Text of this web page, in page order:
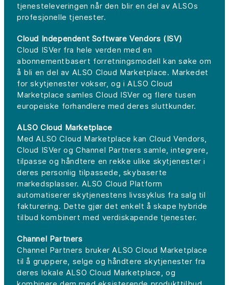
tjenesteleveringen når den blir en del av ALSOs
profesjonelle tjenester.
Cloud Independent Software Vendors (ISV)
Cloud ISVer fra hele verden med en
abonnementbasert forretningsmodell kan søke om
å bli en del av ALSO Cloud Marketplace. Markedet
for skytjenester vokser, og i ALSO Cloud
Marketplace samles Cloud ISVer og flere tusen
europeiske forhandlere med deres sluttkunder.
ALSO Cloud Marketplace
Med ALSO Cloud Marketplace kan Cloud Vendors,
Cloud ISVer og Channel Partners samle, integrere,
tilpasse og håndtere en rekke ulike skytjenester i
deres personlig tilpassede, skybaserte
markedsplasser. ALSO Cloud Platform
automatiserer skytjenestens livssyklus fra salg til
fakturering. Dette gjør det enkelt å skape hybride
tilbud kombinert med verdiskapende tjenester.
Channel Partners
Channel Partners bruker ALSO Cloud Marketplace
til å gruppere, selge og håndtere skytjenester fra
deres lokale ALSO Cloud Marketplace, og